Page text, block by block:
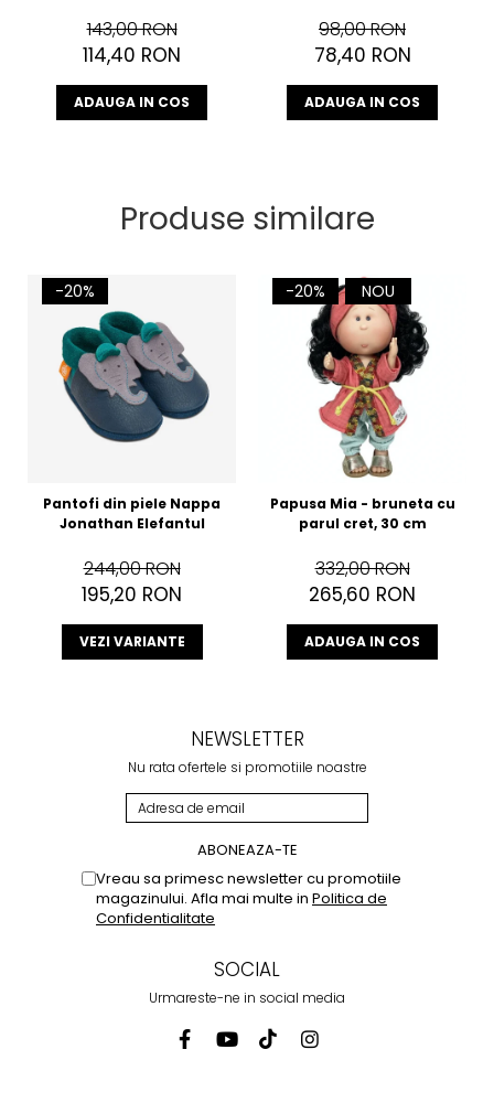
143,00 RON
114,40 RON
ADAUGA IN COS
98,00 RON
78,40 RON
ADAUGA IN COS
Produse similare
-20%
Pantofi din piele Nappa
Jonathan Elefantul
244,00 RON
195,20 RON
VEZI VARIANTE
-20% NOU
Papusa Mia - bruneta cu
parul cret, 30 cm
332,00 RON
265,60 RON
ADAUGA IN COS
NEWSLETTER
Nu rata ofertele si promotiile noastre
Vreau sa primesc newsletter cu promotiile
magazinului. Afla mai multe in Politica de
Confidentialitate
SOCIAL
Urmareste-ne in social media